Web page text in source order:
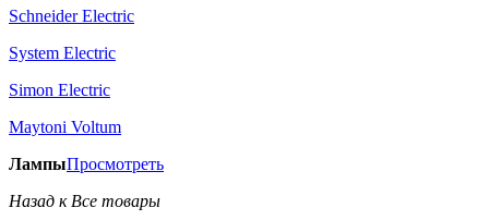
Schneider Electric
System Electric
Simon Electric
Maytoni Voltum
ЛампыПросмотреть
Назад к Все товары